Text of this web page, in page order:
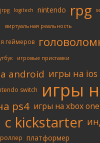
jrpg logitech nintendo rpg
виртуальная реальность
геймеров
игровые приставки
android игры на ios
switch
игры
ps4 игры на xbox one
с kickstarter
платформер